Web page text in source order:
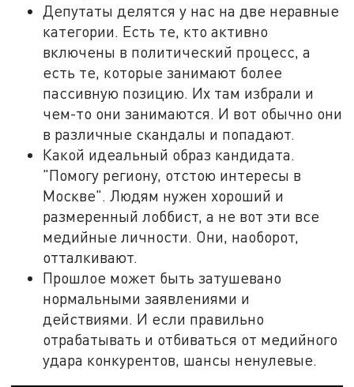
Депутаты делятся у нас на две неравные
категории. Есть те, кто активно
включены в политический процесс, а
есть те, которые занимают более
пассивную позицию. Их там избрали и
чем-то они занимаются. И вот обычно они
в различные скандалы и попадают.
Какой идеальный образ кандидата.
"Помогу региону, отстою интересы в
Москве". Людям нужен хороший и
размеренный лоббист, а не вот эти все
медийные личности. Они, наоборот,
отталкивают.
Прошлое может быть затушевано
нормальными заявлениями и
действиями. И если правильно
отрабатывать и отбиваться от медийного
удара конкурентов, шансы ненулевые.